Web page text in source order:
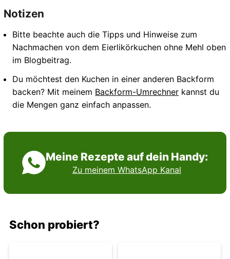
Notizen
Bitte beachte auch die Tipps und Hinweise zum
Nachmachen von dem Eierlikörkuchen ohne Mehl oben
im Blogbeitrag.
Du möchtest den Kuchen in einer anderen Backform
backen? Mit meinem Backform-Umrechner kannst du
die Mengen ganz einfach anpassen.
Meine Rezepte auf dein Handy:
Zu meinem WhatsApp Kanal
Schon probiert?